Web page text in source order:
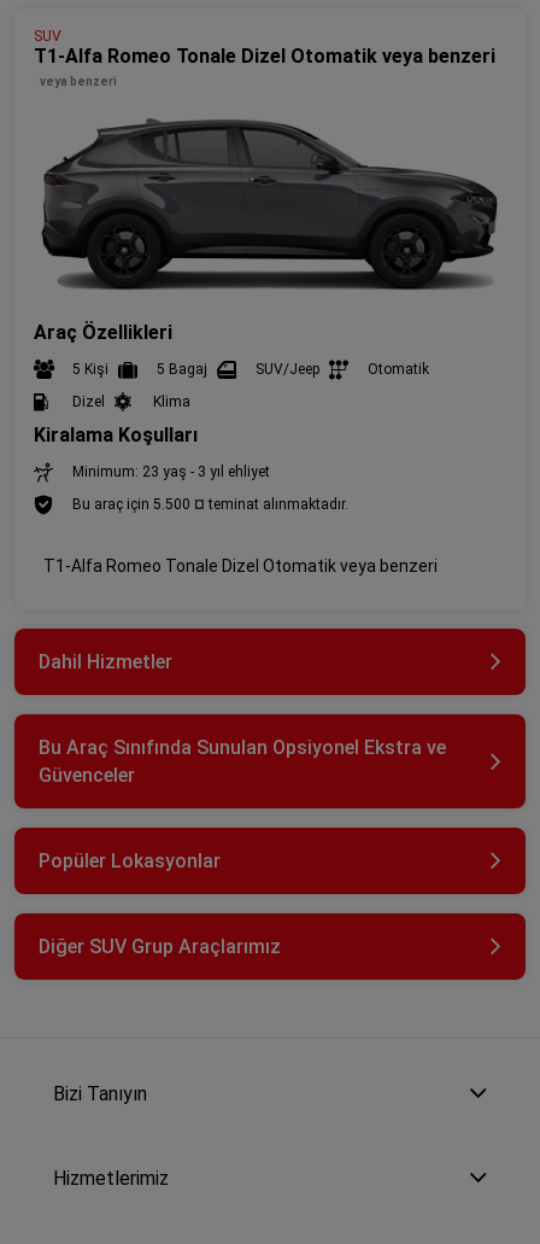
SUV
T1-Alfa Romeo Tonale Dizel Otomatik veya benzeri
veya benzeri
Araç Özellikleri
5 Kişi 5 Bagaj SUV/Jeep
Otomatik
Dizel
Klima
Kiralama Koşulları
Minimum: 23 yaş - 3 yıl ehliyet
Bu araç için 5.500 ¤ teminat alınmaktadır.
T1-Alfa Romeo Tonale Dizel Otomatik veya benzeri
Dahil Hizmetler
Bu Araç Sınıfında Sunulan Opsiyonel Ekstra ve
Güvenceler
Popüler Lokasyonlar
Diğer SUV Grup Araçlarımız
Bizi Tanıyın
Hizmetlerimiz